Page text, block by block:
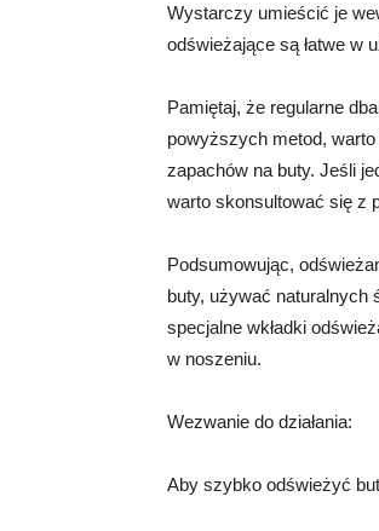
Wystarczy umieścić je
odświeżające są łatwe w
Pamiętaj, że regularne
powyższych metod,
zapachów na buty. Jeśli
warto skonsultować się z
Podsumowując,
buty, używać
specjalne wkładki
w noszeniu.
Wezwanie do działania:
Aby szybko odświeżyć